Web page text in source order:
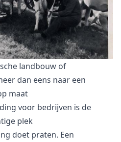
landbouw of
dan eens naar een
maat
voor bedrijven is de
plek
doet praten. Een